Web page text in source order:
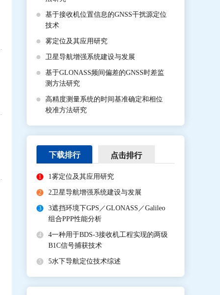
基于接收机位置信息的GNSS干扰源定位
技术
雾定位及其应用研究
卫星导航增强系统建设与发展
基于GLONASS频间偏差的GNSS时差监
测方法研究
高精度测量系统的时间基准确定和相位
校准方法研究
下载排行 点击排行
1 1雾定位及其应用研究
2 2卫星导航增强系统建设与发展
3 3遮挡环境下GPS／GLONASS／Galileo
组合PPP性能分析
4 4一种用于BDS-3接收机工程实现的两级
B1C信号捕获技术
5 5水下导航定位技术综述